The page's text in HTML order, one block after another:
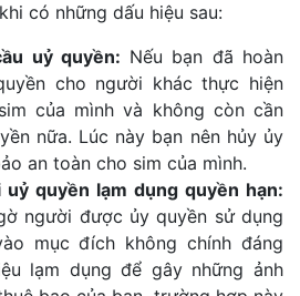
có những dấu hiệu sau:
uỷ quyền: Nếu bạn đã hoàn
cho người khác thực hiện
của mình và không còn cần
nữa. Lúc này bạn nên hủy ủy
an toàn cho sim của mình.
uỷ quyền lạm dụng quyền hạn:
người được ủy quyền sử dụng
mục đích không chính đáng
lạm dụng để gây những ảnh